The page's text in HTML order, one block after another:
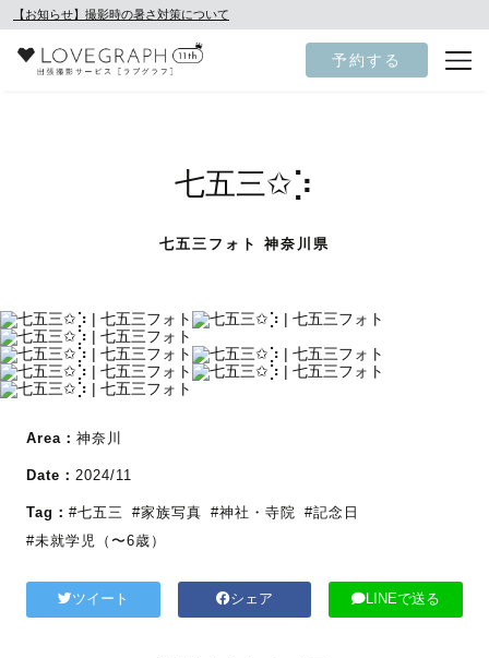
【お知らせ】撮影時の暑さ対策について
予約する
七五三✩︎⡱
七五三フォト 神奈川県
Area： 神奈川
Date： 2024/11
Tag： #七五三 #家族写真 #神社・寺院 #記念日
#未就学児（〜6歳）
ツイート シェア LINEで送る